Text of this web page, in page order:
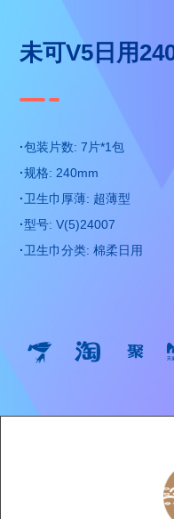
未可V5日用
·包装片数: 7片*1包
·规格: 240mm
·卫生巾厚薄: 超薄型
·型号: V(5)24007
·卫生巾分类: 棉柔日用